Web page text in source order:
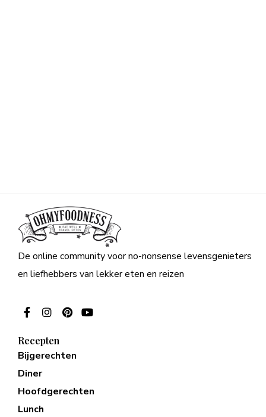
De online community voor no-nonsense levensgenieters
en liefhebbers van lekker eten en reizen
Recepten
Bijgerechten
Diner
Hoofdgerechten
Lunch